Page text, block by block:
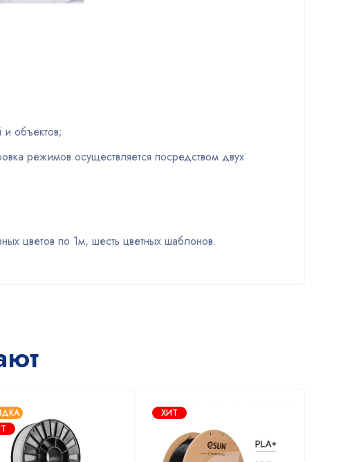
объектов;
режимов осуществляется посредством двух
цветов по 1м, шесть цветных шаблонов.
ХИТ